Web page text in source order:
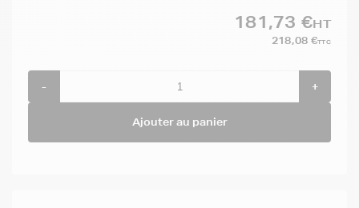
181,73 €HT
218,08 €TTC
- +
Ajouter au panier